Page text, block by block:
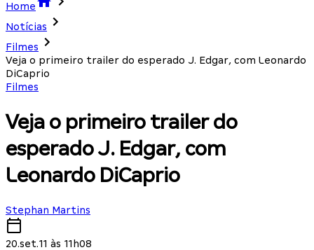
Home
Notícias
Filmes
Veja o primeiro trailer do esperado J. Edgar, com Leonardo
DiCaprio
Filmes
Veja o primeiro trailer do
esperado J. Edgar, com
Leonardo DiCaprio
Stephan Martins
20.set.11 às 11h08